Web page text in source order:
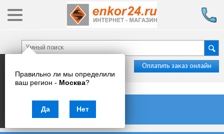
Правильно ли мы определили
ваш регион - Москва?
Да Нет
Оплатить заказ онлайн
Каталог товаров